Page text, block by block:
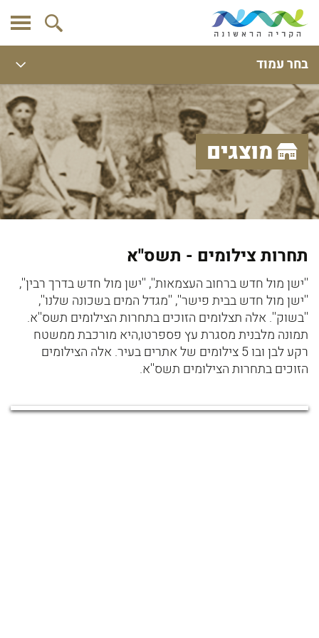
בחר עמוד
מוצגים
תחרות צילומים - תשס''א
''ישן מול חדש ברחוב העצמאות'', ''ישן מול חדש בדרך רבין'',
''ישן מול חדש בבית פישר'', ''מגדל המים בשכונה שלנו'',
''בשוק''. אלה תצלומים הזוכים בתחרות הצילומים תשס''א.
תמונה מלבנית מסגרת עץ פספרטו,היא מורכבת ממשטח
רקע לבן ובו 5 צילומים של אתרים בעיר. אלה הצילומים
הזוכים בתחרות הצילומים תשס''א.